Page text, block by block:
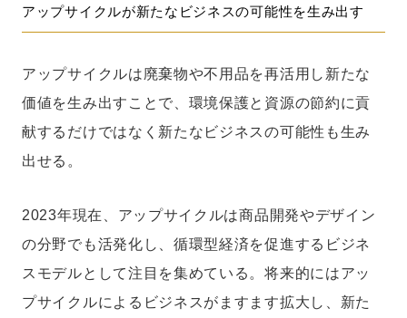
アップサイクルが新たなビジネスの可能性を生み出す
アップサイクルは廃棄物や不用品を再活用し新たな
価値を生み出すことで、環境保護と資源の節約に貢
献するだけではなく新たなビジネスの可能性も生み
出せる。
2023年現在、アップサイクルは商品開発やデザイン
の分野でも活発化し、循環型経済を促進するビジネ
スモデルとして注目を集めている。将来的にはアッ
プサイクルによるビジネスがますます拡大し、新た